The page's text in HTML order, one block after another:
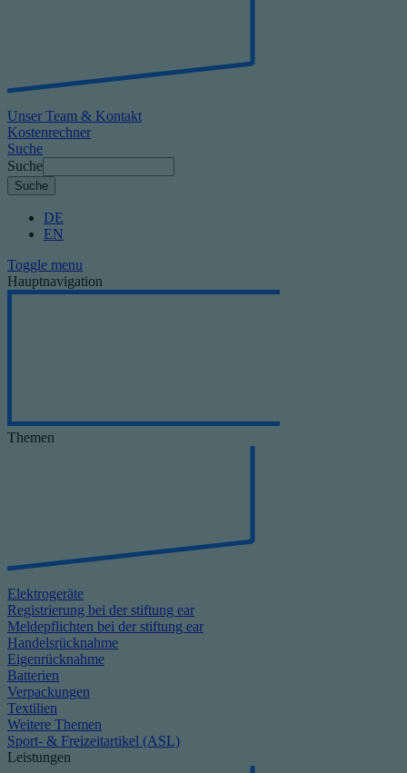
Unser Team & Kontakt
Kostenrechner
Suche
Suche
DE
EN
Toggle menu
Hauptnavigation
Themen
Elektrogeräte
Registrierung bei der stiftung ear
Meldepflichten bei der stiftung ear
Handelsrücknahme
Eigenrücknahme
Batterien
Verpackungen
Textilien
Weitere Themen
Sport- & Freizeitartikel (ASL)
Leistungen